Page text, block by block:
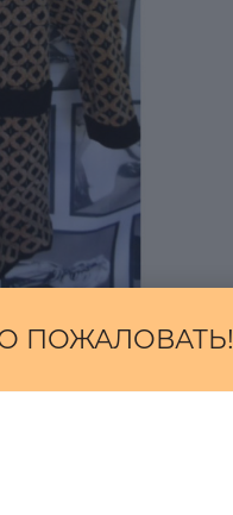
ПОЖАЛОВАТЬ!